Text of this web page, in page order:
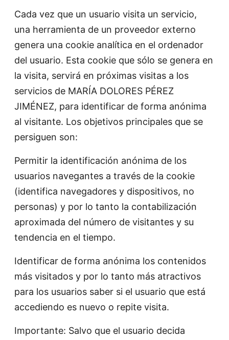
Cada vez que un usuario visita un servicio,
una herramienta de un proveedor externo
genera una cookie analítica en el ordenador
del usuario. Esta cookie que sólo se genera en
la visita, servirá en próximas visitas a los
servicios de MARÍA DOLORES PÉREZ
JIMÉNEZ, para identificar de forma anónima
al visitante. Los objetivos principales que se
persiguen son:
Permitir la identificación anónima de los
usuarios navegantes a través de la cookie
(identifica navegadores y dispositivos, no
personas) y por lo tanto la contabilización
aproximada del número de visitantes y su
tendencia en el tiempo.
Identificar de forma anónima los contenidos
más visitados y por lo tanto más atractivos
para los usuarios saber si el usuario que está
accediendo es nuevo o repite visita.
Importante: Salvo que el usuario decida